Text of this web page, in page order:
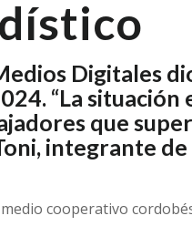
Digitales
“La
que
integrante
cooperativo